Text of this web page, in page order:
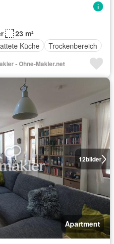
23 m²
Küche Trockenbereich
- Ohne-Makler.net
12bilder
Apartment